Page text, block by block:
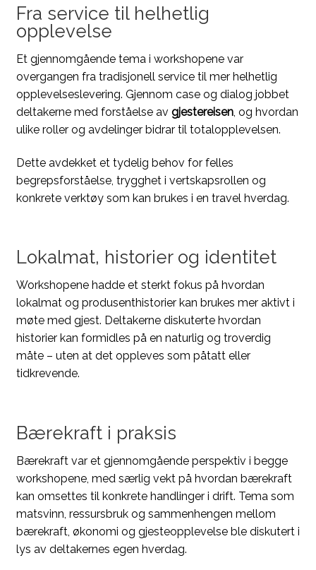
Fra service til helhetlig
opplevelse
Et gjennomgående tema i workshopene var
overgangen fra tradisjonell service til mer helhetlig
opplevelseslevering. Gjennom case og dialog jobbet
deltakerne med forståelse av gjestereisen, og hvordan
ulike roller og avdelinger bidrar til totalopplevelsen.
Dette avdekket et tydelig behov for felles
begrepsforståelse, trygghet i vertskapsrollen og
konkrete verktøy som kan brukes i en travel hverdag.
Lokalmat, historier og identitet
Workshopene hadde et sterkt fokus på hvordan
lokalmat og produsenthistorier kan brukes mer aktivt i
møte med gjest. Deltakerne diskuterte hvordan
historier kan formidles på en naturlig og troverdig
måte – uten at det oppleves som påtatt eller
tidkrevende.
Bærekraft i praksis
Bærekraft var et gjennomgående perspektiv i begge
workshopene, med særlig vekt på hvordan bærekraft
kan omsettes til konkrete handlinger i drift. Tema som
matsvinn, ressursbruk og sammenhengen mellom
bærekraft, økonomi og gjesteopplevelse ble diskutert i
lys av deltakernes egen hverdag.